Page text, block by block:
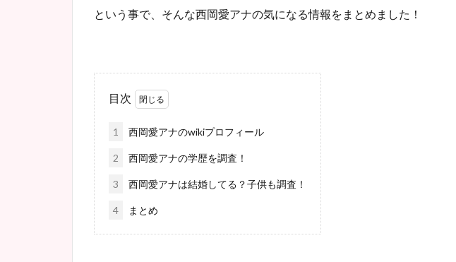
という事で、そんな西岡愛アナの気になる情報をまとめました！
目次
1 西岡愛アナのwikiプロフィール
2 西岡愛アナの学歴を調査！
3 西岡愛アナは結婚してる？子供も調査！
4 まとめ